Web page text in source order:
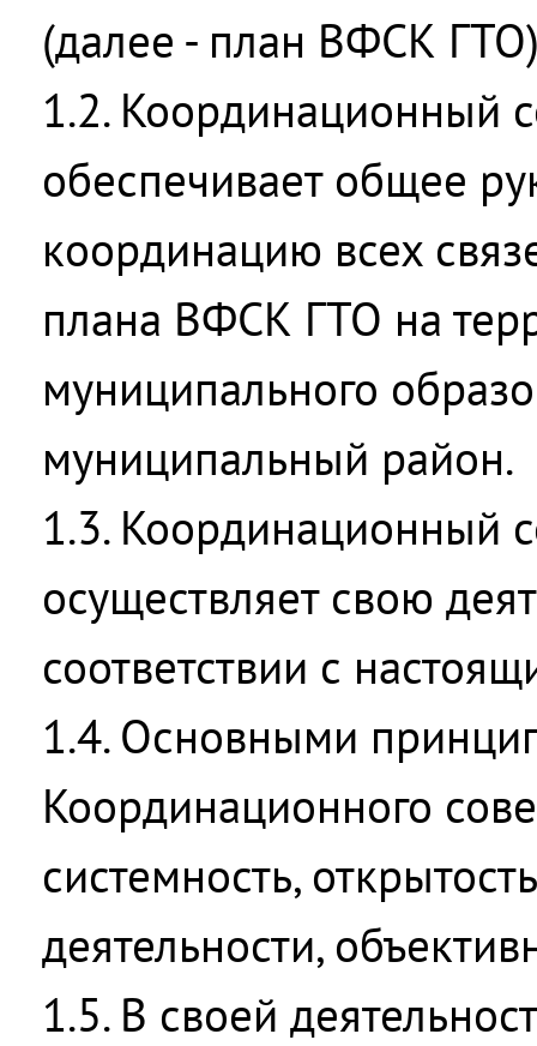
(далее - план ВФСК
1.2. Координационный
обеспечивает общее
координацию всех
плана ВФСК ГТО на
муниципального
муниципальный район.
1.3. Координационный
осуществляет свою
соответствии с
1.4. Основными
Координационного
системность,
деятельности,
1.5. В своей